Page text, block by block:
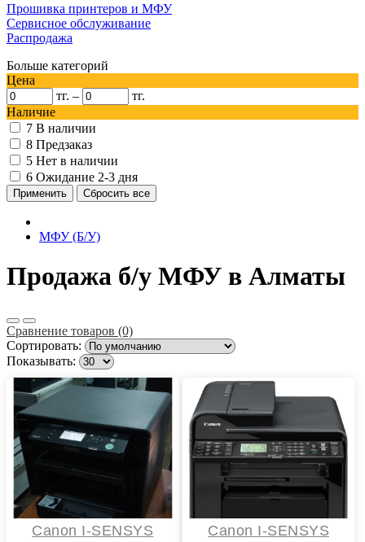
Прошивка принтеров и МФУ
Сервисное обслуживание
Распродажа
Больше категорий
Цена
тг. –
тг.
Наличие
7 В наличии
8 Предзаказ
5 Нет в наличии
6 Ожидание 2-3 дня
МФУ (Б/У)
Продажа б/у МФУ в Алматы
Сравнение товаров (0)
Сортировать:
Показывать:
Canon I-SENSYS
Canon I-SENSYS